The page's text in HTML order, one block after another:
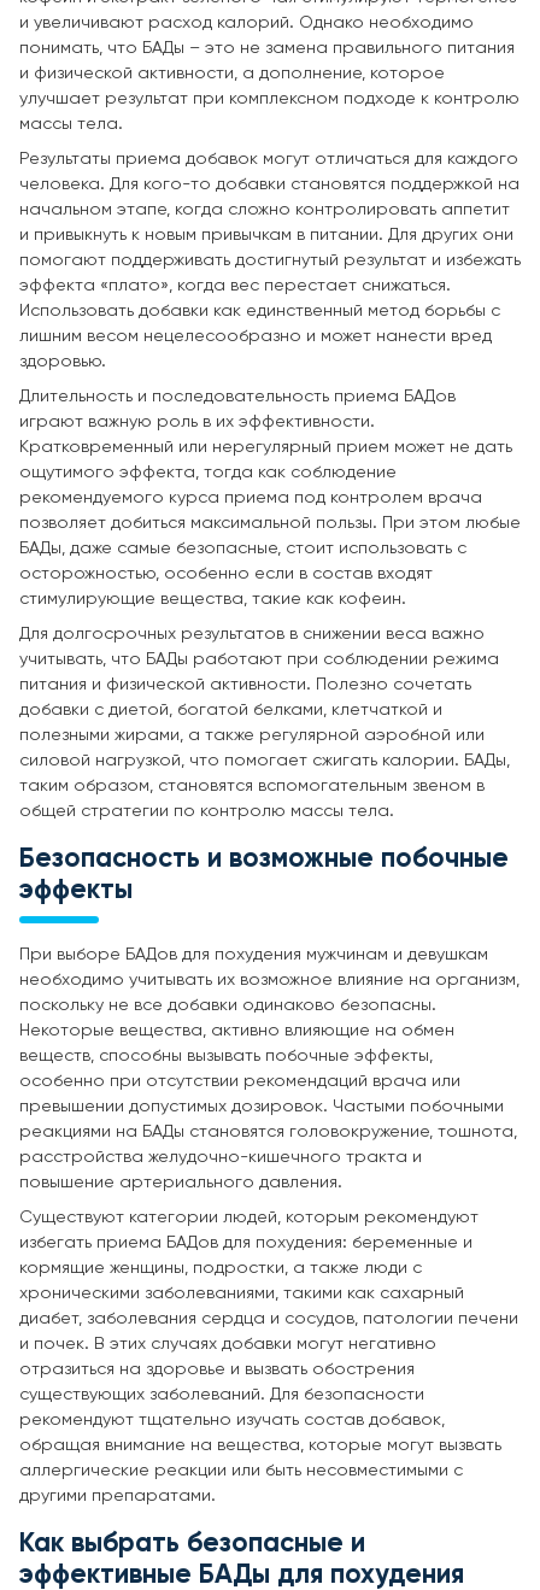
и увеличивают расход калорий. Однако необходимо
понимать, что БАДы – это не замена правильного питания
и физической активности, а дополнение, которое
улучшает результат при комплексном подходе к контролю
массы тела.
Результаты приема добавок могут отличаться для каждого
человека. Для кого-то добавки становятся поддержкой на
начальном этапе, когда сложно контролировать аппетит
и привыкнуть к новым привычкам в питании. Для других они
помогают поддерживать достигнутый результат и избежать
эффекта «плато», когда вес перестает снижаться.
Использовать добавки как единственный метод борьбы с
лишним весом нецелесообразно и может нанести вред
здоровью.
Длительность и последовательность приема БАДов
играют важную роль в их эффективности.
Кратковременный или нерегулярный прием может не дать
ощутимого эффекта, тогда как соблюдение
рекомендуемого курса приема под контролем врача
позволяет добиться максимальной пользы. При этом любые
БАДы, даже самые безопасные, стоит использовать с
осторожностью, особенно если в состав входят
стимулирующие вещества, такие как кофеин.
Для долгосрочных результатов в снижении веса важно
учитывать, что БАДы работают при соблюдении режима
питания и физической активности. Полезно сочетать
добавки с диетой, богатой белками, клетчаткой и
полезными жирами, а также регулярной аэробной или
силовой нагрузкой, что помогает сжигать калории. БАДы,
таким образом, становятся вспомогательным звеном в
общей стратегии по контролю массы тела.
Безопасность и возможные побочные
эффекты
При выборе БАДов для похудения мужчинам и девушкам
необходимо учитывать их возможное влияние на организм,
поскольку не все добавки одинаково безопасны.
Некоторые вещества, активно влияющие на обмен
веществ, способны вызывать побочные эффекты,
особенно при отсутствии рекомендаций врача или
превышении допустимых дозировок. Частыми побочными
реакциями на БАДы становятся головокружение, тошнота,
расстройства желудочно-кишечного тракта и
повышение артериального давления.
Существуют категории людей, которым рекомендуют
избегать приема БАДов для похудения: беременные и
кормящие женщины, подростки, а также люди с
хроническими заболеваниями, такими как сахарный
диабет, заболевания сердца и сосудов, патологии печени
и почек. В этих случаях добавки могут негативно
отразиться на здоровье и вызвать обострения
существующих заболеваний. Для безопасности
рекомендуют тщательно изучать состав добавок,
обращая внимание на вещества, которые могут вызвать
аллергические реакции или быть несовместимыми с
другими препаратами.
Как выбрать безопасные и
эффективные БАДы для похудения